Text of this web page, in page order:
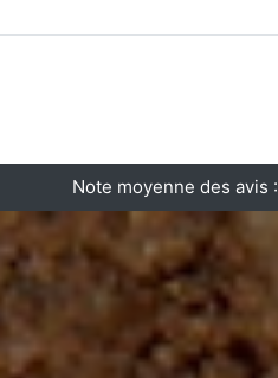
Note moyenne des avis :